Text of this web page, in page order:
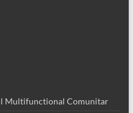
Multifunctional Comunitar